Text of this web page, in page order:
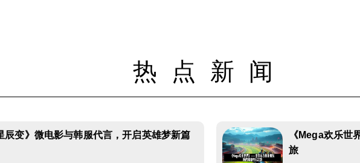
热点新闻
辰变》微电影与韩服代言，开启英雄梦新篇
《Mega欢乐
旅